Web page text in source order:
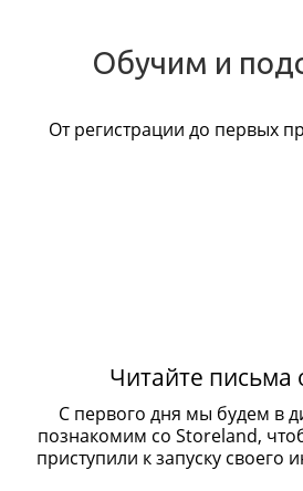
Обучим и
От регистрации до первых
Читайте письма
С первого дня мы будем в
познакомим со Storeland,
приступили к запуску своего